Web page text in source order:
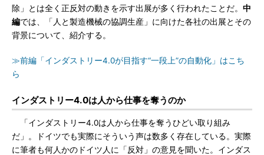
除」とは全く正反対の動きを示す出展が多く行われたことだ。 中
編では、「人と製造機械の協調生産」に向けた各社の出展とその
背景について、紹介する。
≫前編「インダストリー4.0が目指す“一段上”の自動化」はこち
ら
インダストリー4.0は人から仕事を奪うのか
「インダストリー4.0は人から仕事を奪うひどい取り組み
だ」。ドイツでも実際にそういう声は数多く存在している。実際
に筆者も何人かのドイツ人に「反対」の意見を聞いた。インダス